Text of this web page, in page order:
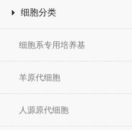
细胞分类
细胞系专用培养基
羊原代细胞
人源原代细胞